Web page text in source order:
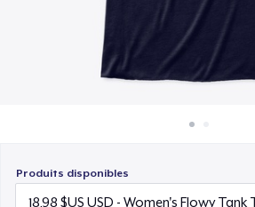
Produits disponibles
25,99 $US
Women's Comfort Tee
22,99 $US
Premium Tank Top